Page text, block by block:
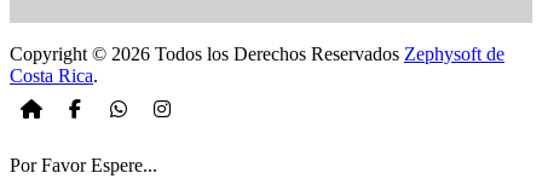
Copyright © 2026 Todos los Derechos Reservados Zephysoft de
Costa Rica.
Por Favor Espere...